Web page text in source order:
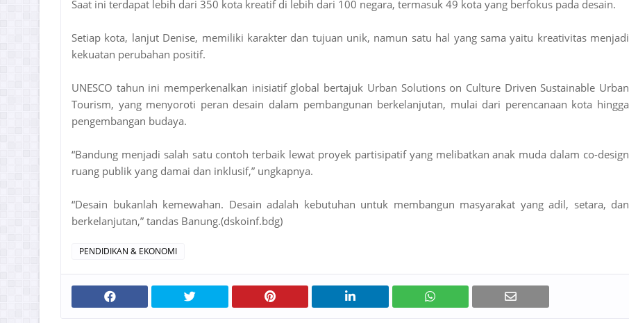
Saat ini terdapat lebih dari 350 kota kreatif di lebih dari 100 negara, termasuk 49 kota yang berfokus pada desain.
Setiap kota, lanjut Denise, memiliki karakter dan tujuan unik, namun satu hal yang sama yaitu kreativitas menjadi
kekuatan perubahan positif.
UNESCO tahun ini memperkenalkan inisiatif global bertajuk Urban Solutions on Culture Driven Sustainable Urban
Tourism, yang menyoroti peran desain dalam pembangunan berkelanjutan, mulai dari perencanaan kota hingga
pengembangan budaya.
“Bandung menjadi salah satu contoh terbaik lewat proyek partisipatif yang melibatkan anak muda dalam co-design
ruang publik yang damai dan inklusif,” ungkapnya.
“Desain bukanlah kemewahan. Desain adalah kebutuhan untuk membangun masyarakat yang adil, setara, dan
berkelanjutan,” tandas Banung.(dskoinf.bdg)
PENDIDIKAN & EKONOMI